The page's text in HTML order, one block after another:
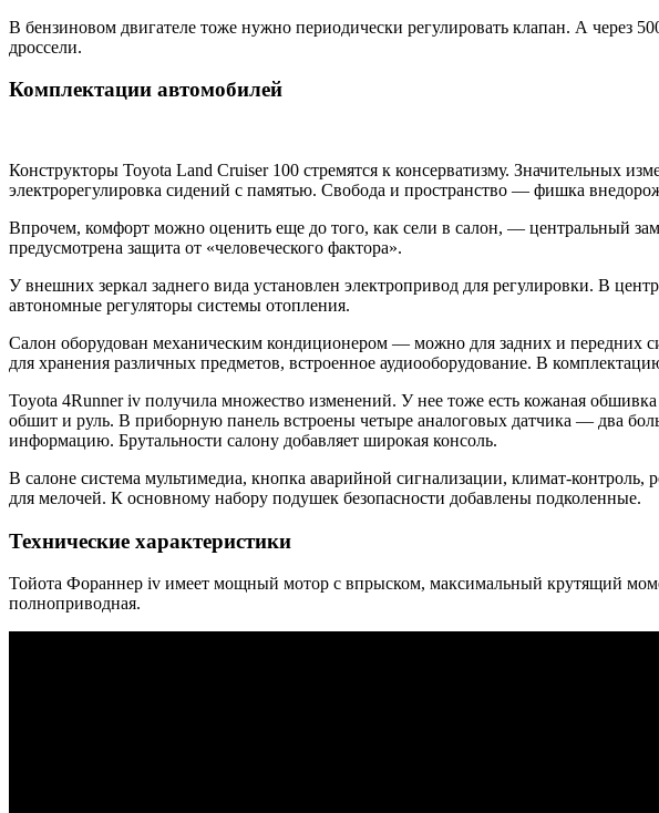
В бензиновом двигателе тоже нужно периодически регулировать клапан. А через
дроссели.
Комплектации автомобилей
Конструкторы Toyota Land Cruiser 100 стремятся к консерватизму. Значительных
электрорегулировка сидений с памятью. Свобода и пространство — фишка
Впрочем, комфорт можно оценить еще до того, как сели в салон, — центральный
предусмотрена защита от «человеческого фактора».
У внешних зеркал заднего вида установлен электропривод для регулировки. В
автономные регуляторы системы отопления.
Салон оборудован механическим кондиционером — можно для задних и передних
для хранения различных предметов, встроенное аудиооборудование. В
Toyota 4Runner iv получила множество изменений. У нее тоже есть кожаная
обшит и руль. В приборную панель встроены четыре аналоговых датчика — два
информацию. Брутальности салону добавляет широкая консоль.
В салоне система мультимедиа, кнопка аварийной сигнализации, климат-
для мелочей. К основному набору подушек безопасности добавлены подколенные.
Технические характеристики
Тойота Фораннер iv имеет мощный мотор с впрыском, максимальный крутящий
полноприводная.